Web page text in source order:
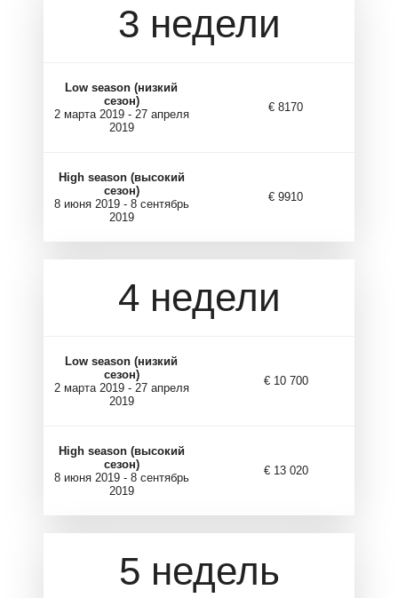
3 недели
Low season (низкий
сезон)
2 марта 2019 - 27 апреля
2019
€ 8170
High season (высокий
сезон)
8 июня 2019 - 8 сентябрь
2019
€ 9910
4 недели
Low season (низкий
сезон)
2 марта 2019 - 27 апреля
2019
€ 10 700
High season (высокий
сезон)
8 июня 2019 - 8 сентябрь
2019
€ 13 020
5 недель